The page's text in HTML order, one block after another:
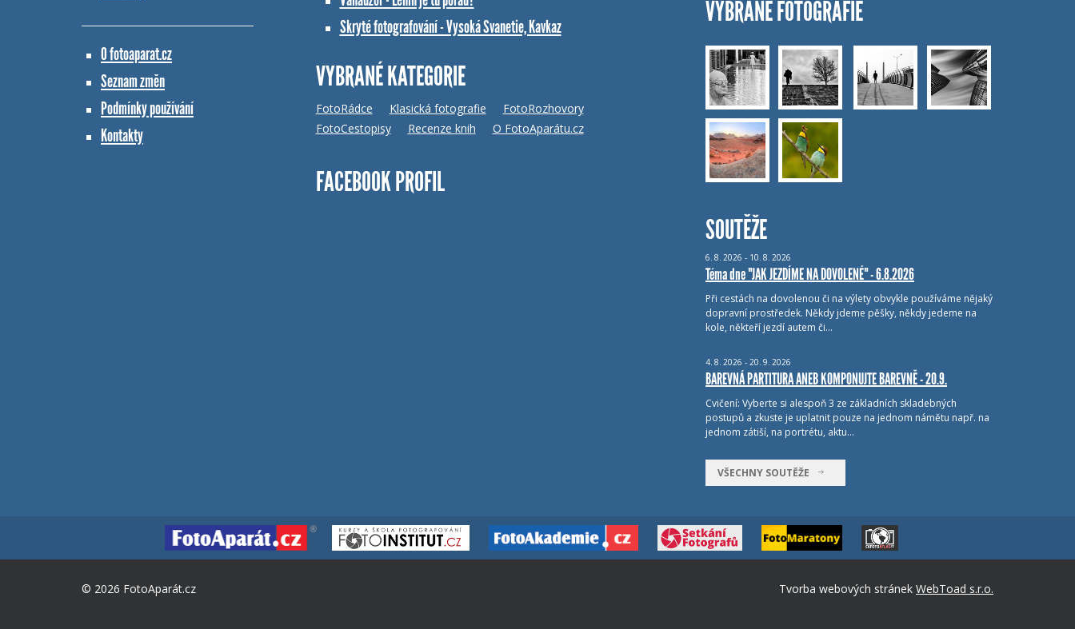
O fotoaparat.cz
Seznam změn
Podmínky používání
Kontakty
Skryté fotografování - Vysoká Svanetie, Kavkaz
VYBRANÉ KATEGORIE
FotoRádce Klasická fotografie
FotoRozhovory
FotoCestopisy
Recenze knih O FotoAparátu.cz
FACEBOOK PROFIL
VYBRANÉ FOTOGRAFIE
SOUTĚŽE
6. 8. 2026 - 10. 8. 2026
Téma dne "JAK JEZDÍME NA DOVOLENÉ" - 6.8.2026
Při cestách na dovolenou či na výlety obvykle používáme nějaký
dopravní prostředek. Někdy jdeme pěšky, někdy jedeme na
kole, někteří jezdí autem či…
4. 8. 2026 - 20. 9. 2026
BAREVNÁ PARTITURA ANEB KOMPONUJTE BAREVNĚ - 20.9.
Cvičení: Vyberte si alespoň 3 ze základních skladebných
postupů a zkuste je uplatnit pouze na jednom námětu např. na
jednom zátiší, na portrétu, aktu…
VŠECHNY SOUTĚŽE
© 2026 FotoAparát.cz Tvorba webových stránek WebToad s.r.o.